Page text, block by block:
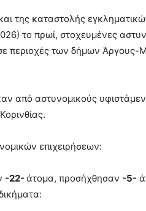
της καταστολής
το πρωί, στοχευμένες
περιοχές των δήμων
από αστυνομικούς
επιχειρήσεων:
-22- άτομα, προσήχθησαν -5-